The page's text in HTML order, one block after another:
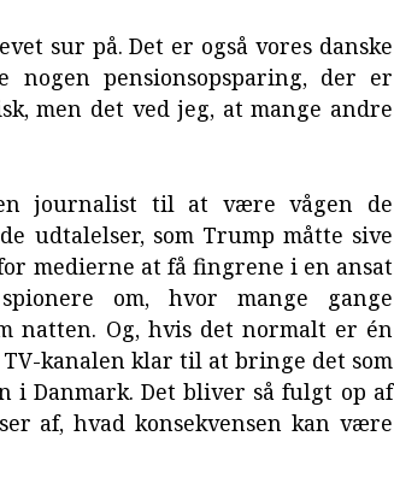
sur på. Det er også vores danske
nogen pensionsopsparing, der er
men det ved jeg, at mange andre
journalist til at være vågen de
udtalelser, som Trump måtte sive
medierne at få fingrene i en ansat
om, hvor mange gange
natten. Og, hvis det normalt er én
kanalen klar til at bringe det som
i Danmark. Det bliver så fulgt op af
af, hvad konsekvensen kan være